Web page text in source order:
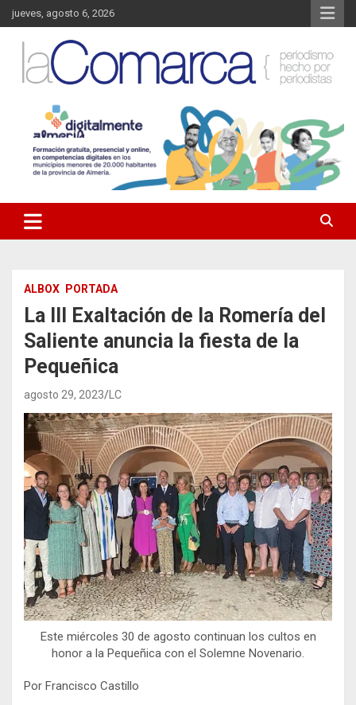
Saltar
al
contenido
jueves, agosto 6, 2026
La Comarca – Noticias del
Almanzora
Almanzora y sus localidades.
ALBOX PORTADA
La III Exaltación de la Romería del
Saliente anuncia la fiesta de la
Pequeñica
agosto 29, 2023 LC
Este miércoles 30 de agosto continuan los cultos en
honor a la Pequeñica con el Solemne Novenario.
Por Francisco Castillo